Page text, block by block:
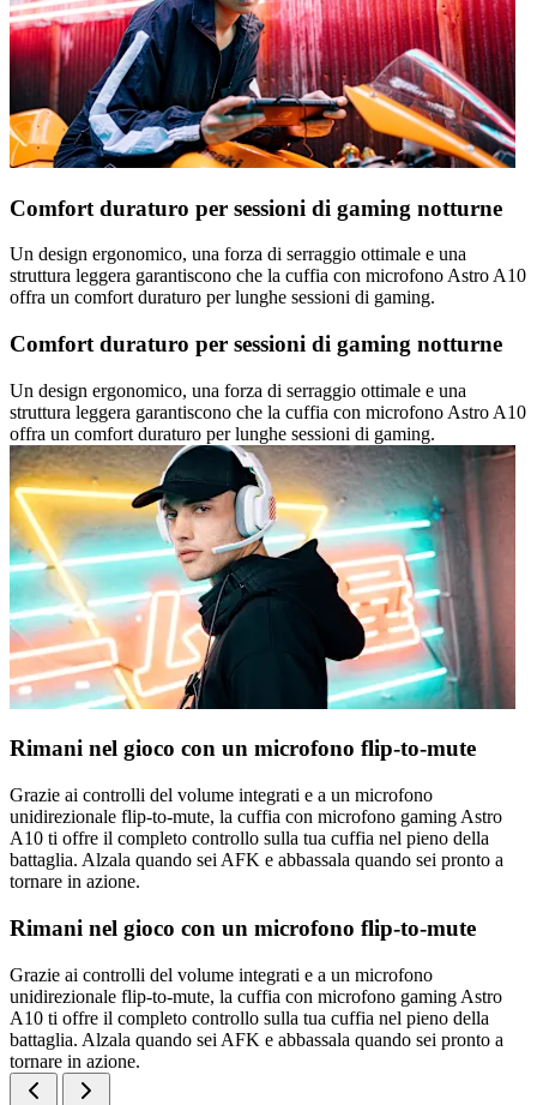
Comfort duraturo per sessioni di gaming notturne
Un design ergonomico, una forza di serraggio ottimale e una
struttura leggera garantiscono che la cuffia con microfono Astro A10
offra un comfort duraturo per lunghe sessioni di gaming.
Comfort duraturo per sessioni di gaming notturne
Un design ergonomico, una forza di serraggio ottimale e una
struttura leggera garantiscono che la cuffia con microfono Astro A10
offra un comfort duraturo per lunghe sessioni di gaming.
Rimani nel gioco con un microfono flip-to-mute
Grazie ai controlli del volume integrati e a un microfono
unidirezionale flip-to-mute, la cuffia con microfono gaming Astro
A10 ti offre il completo controllo sulla tua cuffia nel pieno della
battaglia. Alzala quando sei AFK e abbassala quando sei pronto a
tornare in azione.
Rimani nel gioco con un microfono flip-to-mute
Grazie ai controlli del volume integrati e a un microfono
unidirezionale flip-to-mute, la cuffia con microfono gaming Astro
A10 ti offre il completo controllo sulla tua cuffia nel pieno della
battaglia. Alzala quando sei AFK e abbassala quando sei pronto a
tornare in azione.